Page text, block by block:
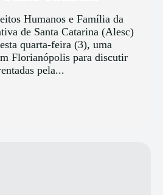
Humanos e Família da
de Santa Catarina (Alesc)
quarta-feira (3), uma
Florianópolis para discutir
pela...